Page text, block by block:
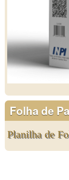
Folha de
Planilha de